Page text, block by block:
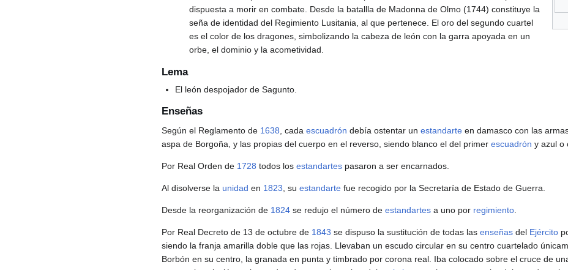
dispuesta a morir en combate. Desde la batallla de Madonna de Olmo (1744) constituye la
seña de identidad del Regimiento Lusitania, al que pertenece. El oro del segundo cuartel
es el color de los dragones, simbolizando la cabeza de león con la garra apoyada en un
orbe, el dominio y la acometividad.
Lema
El león despojador de Sagunto.
Enseñas
Según el Reglamento de 1638, cada escuadrón debía ostentar un estandarte en damasco con las
aspa de Borgoña, y las propias del cuerpo en el reverso, siendo blanco el del primer escuadrón y azul o
Por Real Orden de 1728 todos los estandartes pasaron a ser encarnados.
Al disolverse la unidad en 1823, su estandarte fue recogido por la Secretaría de Estado de Guerra.
Desde la reorganización de 1824 se redujo el número de estandartes a uno por regimiento.
Por Real Decreto de 13 de octubre de 1843 se dispuso la sustitución de todas las enseñas del Ejército
siendo la franja amarilla doble que las rojas. Llevaban un escudo circular en su centro cuartelado
Borbón en su centro, la granada en punta y timbrado por corona real. Iba colocado sobre el cruce de